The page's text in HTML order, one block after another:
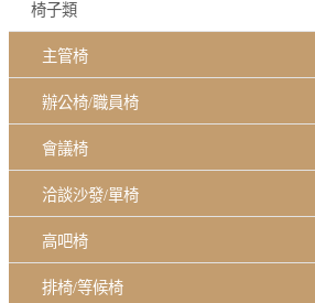
椅子類
主管椅
辦公椅/職員椅
會議椅
洽談沙發/單椅
高吧椅
排椅/等候椅